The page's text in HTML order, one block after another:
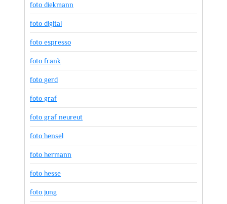
foto diekmann
foto digital
foto espresso
foto frank
foto gerd
foto graf
foto graf neureut
foto hensel
foto hermann
foto hesse
foto jung